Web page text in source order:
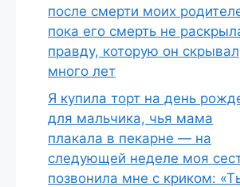
после смерти моих
пока его смерть не
правду, которую он скрывал
много лет
Я купила торт на день
для мальчика, чья мама
плакала в пекарне — на
следующей неделе моя
позвонила мне с криком: